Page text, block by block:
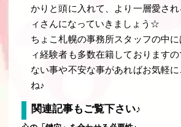
かりと頭に入れて、より一層愛さ
ィさんになっていきましょう☆
ちょこ札幌の事務所スタッフの中
ィ経験者も多数在籍しております
ない事や不安な事があればお気軽
ね♪
関連記事もご覧下さい♪